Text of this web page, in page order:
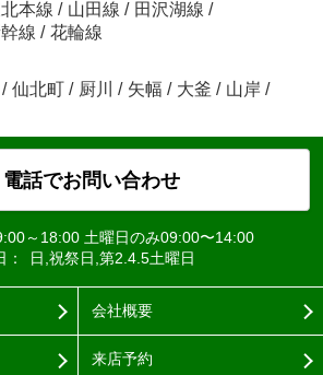
本線 / 山田線 / 田沢湖線 /
線 / 花輪線
/ 仙北町 / 厨川 / 矢幅 / 大釜 / 山岸 /
電話でお問い合わせ
～18:00 土曜日のみ09:00〜14:00
：
日,祝祭日,第2.4.5土曜日
会社概要
来店予約